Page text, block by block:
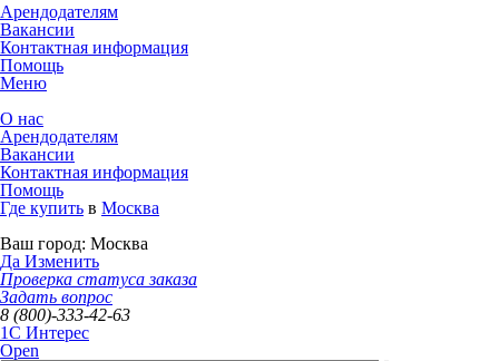
Арендодателям
Вакансии
Контактная информация
Помощь
Меню
О нас
Арендодателям
Вакансии
Контактная информация
Помощь
Где купить в Москва
Ваш город: Москва
Да Изменить
Проверка статуса заказа
Задать вопрос
8 (800)-333-42-63
1C Интерес
Open